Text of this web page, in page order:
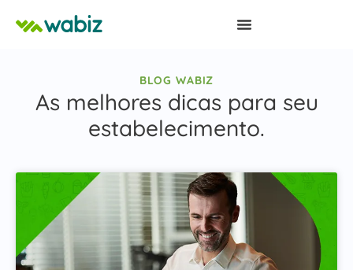
BLOG WABIZ
As melhores dicas para seu
estabelecimento.